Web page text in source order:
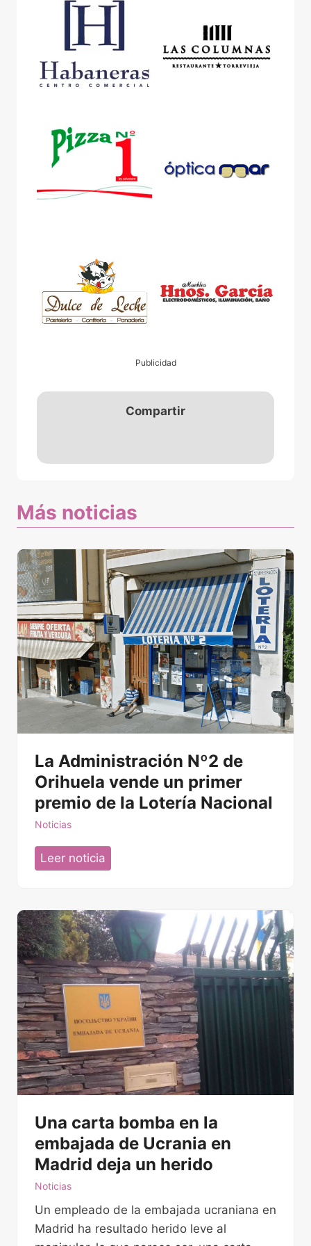
Publicidad
Compartir
Más noticias
La Administración Nº2 de
Orihuela vende un primer
premio de la Lotería Nacional
Noticias
Leer noticia
d
m
i
n
i
s
t
r
a
c
ó
n
N
d
e
Una carta bomba en la
embajada de Ucrania en
Madrid deja un herido
Noticias
Un empleado de la embajada ucraniana en
Madrid ha resultado herido leve al